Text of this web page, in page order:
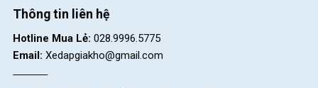
Địa Chỉ Các Cửa Hàng Xe Đạp Giá Kho:
Cửa hàng xe đạp Gò Vấp:
Cửa hàng xe đạp Quận 5:Nhấn để xem đường đi
Cửa hàng xe đạp Vũng Tàu:
Thông tin liên hệ
Hotline Mua Lẻ: 028.9996.5775
Email: Xedapgiakho@gmail.com